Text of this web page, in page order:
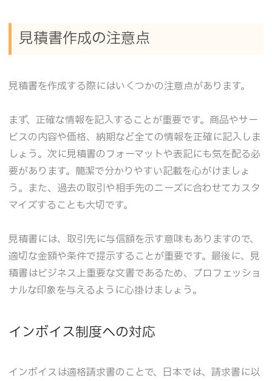
見積書作成の注意点
見積書を作成する際にはいくつかの注意点があります。
まず、正確な情報を記入することが重要です。商品やサー
ビスの内容や価格、納期など全ての情報を正確に記入しま
しょう。次に見積書のフォーマットや表記にも気を配る必
要があります。簡潔で分かりやすい記載を心がけましょ
う。また、過去の取引や相手先のニーズに合わせてカスタ
マイズすることも大切です。
見積書には、取引先に与信額を示す意味もありますので、
適切な金額や条件で提示することが重要です。最後に、見
積書はビジネス上重要な文書であるため、プロフェッショ
ナルな印象を与えるように心掛けましょう。
インボイス制度への対応
インボイスは適格請求書のことで、日本では、請求書に以